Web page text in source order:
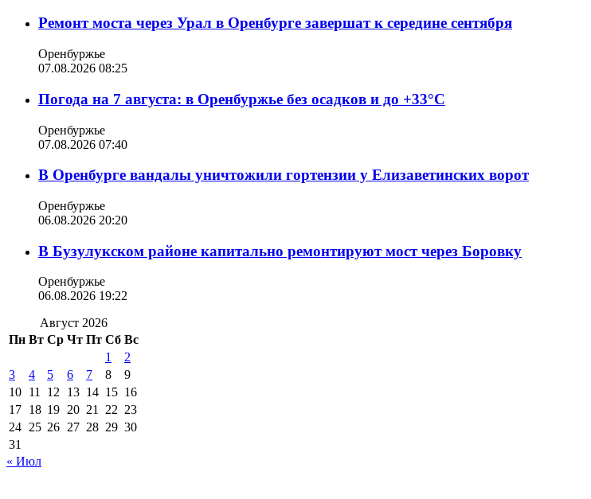
Ремонт моста через Урал в Оренбурге завершат к середине сентября
Оренбуржье
07.08.2026 08:25
Погода на 7 августа: в Оренбуржье без осадков и до +33°C
Оренбуржье
07.08.2026 07:40
В Оренбурге вандалы уничтожили гортензии у Елизаветинских ворот
Оренбуржье
06.08.2026 20:20
В Бузулукском районе капитально ремонтируют мост через Боровку
Оренбуржье
06.08.2026 19:22
Август 2026
Пн Вт Ср Чт Пт Сб Вс
1
2
3
4 5 6 7 8
9
10 11 12 13 14 15 16
17 18 19 20 21 22 23
24 25 26 27 28 29 30
31
« Июл